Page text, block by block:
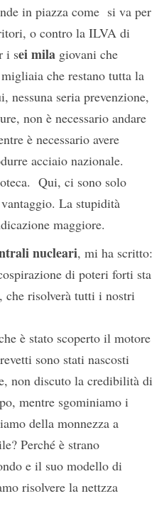
in piazza come si va per
o contro la ILVA di
i sei mila giovani che
che restano tutta la
nessuna seria prevenzione,
non è necessario andare
è necessario avere
acciaio nazionale.
Qui, ci sono solo
La stupidità
maggiore.
nucleari, mi ha scritto:
di poteri forti sta
che risolverà tutti i nostri
è stato scoperto il motore
sono stati nascosti
non discuto la credibilità di
mentre sgominiamo i
della monnezza a
Perché è strano
e il suo modello di
risolvere la nettzza